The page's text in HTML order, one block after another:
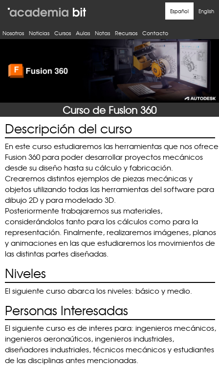
Nosotros Noticias Cursos Aulas Notas Recursos Contacto
Curso de Fusion 360
Descripción del curso
En este curso estudiaremos las herramientas que nos ofrece
Fusion 360 para poder desarrollar proyectos mecánicos
desde su diseño hasta su cálculo y fabricación.
Crearemos distintos ejemplos de piezas mecánicas y
objetos utilizando todas las herramientas del software para
dibujo 2D y para modelado 3D.
Posteriormente trabajaremos sus materiales,
considerándolos tanto para los cálculos como para la
representación. Finalmente, realizaremos imágenes, planos
y animaciones en las que estudiaremos los movimientos de
las distintas partes diseñadas.
Niveles
El siguiente curso abarca los niveles: básico y medio.
Personas Interesadas
El siguiente curso es de interes para: ingenieros mecánicos,
ingenieros aeronaúticos, ingenieros industriales,
diseñadores industriales, técnicos mecánicos y estudiantes
de las disciplinas antes mencionadas.